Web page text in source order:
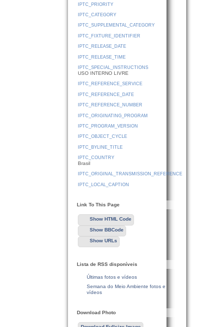
IPTC_PRIORITY
IPTC_CATEGORY
IPTC_SUPPLEMENTAL_CATEGORY
IPTC_FIXTURE_IDENTIFIER
IPTC_RELEASE_DATE
IPTC_RELEASE_TIME
IPTC_SPECIAL_INSTRUCTIONS
USO INTERNO LIVRE
IPTC_REFERENCE_SERVICE
IPTC_REFERENCE_DATE
IPTC_REFERENCE_NUMBER
IPTC_ORIGINATING_PROGRAM
IPTC_PROGRAM_VERSION
IPTC_OBJECT_CYCLE
IPTC_BYLINE_TITLE
IPTC_COUNTRY
Brasil
IPTC_ORIGINAL_TRANSMISSION_REFERENCE
IPTC_LOCAL_CAPTION
Link To This Page
Show HTML Code
Show BBCode
Show URLs
Lista de RSS disponíveis
Últimas fotos e vídeos
Semana do Meio Ambiente fotos e
vídeos
Download Photo